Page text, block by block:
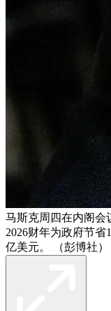
马斯克周四在内阁会
2026财年为政府节
亿美元。 （彭博社）